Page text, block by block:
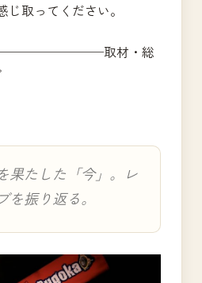
じ取ってください。
取材・総
果たした「今」。レ
を振り返る。